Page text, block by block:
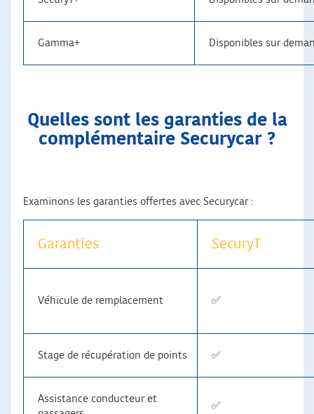
Gamma+ Disponibles sur
Quelles sont les garanties de la
complémentaire Securycar ?
Examinons les garanties offertes avec Securycar :
Garanties SecuryT
Véhicule de remplacement ✅
Stage de récupération de points ✅
Assistance conducteur et
✅